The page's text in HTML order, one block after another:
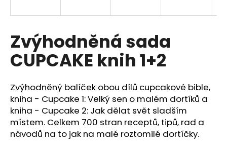
Zvýhodněná sada
CUPCAKE knih 1+2
Zvýhodněný balíček obou dílů cupcakové bible,
kniha - Cupcake 1: Velký sen o malém dortíků a
kniha - Cupcake 2: Jak dělat svět sladším
místem. Celkem 700 stran receptů, tipů, rad a
návodů na to jak na malé roztomilé dortíčky.
o
p
o
r
u
č
u
j
e
m